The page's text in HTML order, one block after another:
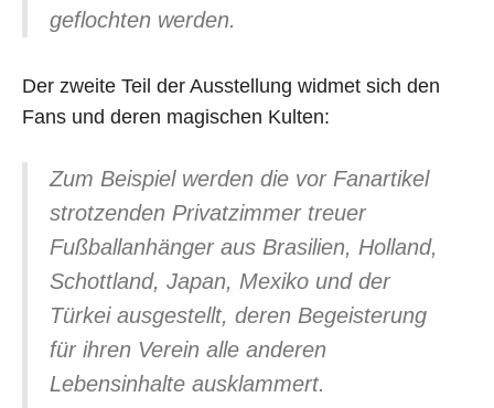
geflochten werden.
Der zweite Teil der Ausstellung widmet sich den
Fans und deren magischen Kulten:
Zum Beispiel werden die vor Fanartikel
strotzenden Privatzimmer treuer
Fußballanhänger aus Brasilien, Holland,
Schottland, Japan, Mexiko und der
Türkei ausgestellt, deren Begeisterung
für ihren Verein alle anderen
Lebensinhalte ausklammert.